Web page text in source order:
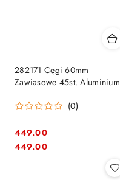
282171 Cęgi 60mm
Zawiasowe 45st. Aluminium
(0)
Cena:
449.00
Cena:
449.00